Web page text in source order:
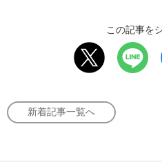
この記事を
新着記事一覧へ